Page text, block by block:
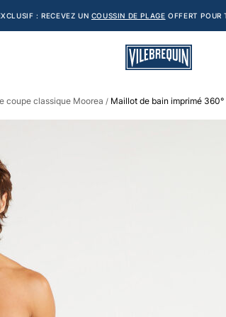
: RECEVEZ UN COUSSIN DE PLAGE OFFERT POUR
coupe classique Moorea / Maillot de bain imprimé